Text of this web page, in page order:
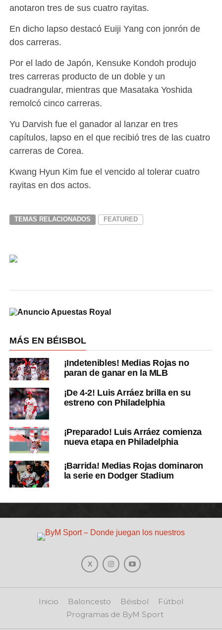
anotaron tres de sus cuatro rayitas.
En dicho lapso destacó Euiji Yang con jonrón de
dos carreras.
Por el lado de Japón, Kensuke Kondoh produjo
tres carreras producto de un doble y un
cuadrangular, mientras que Masataka Yoshida
remolcó cinco carreras.
Yu Darvish fue el ganador al lanzar en tres
capítulos, lapso en el que recibió tres de las cuatro
carreras de Corea.
Kwang Hyun Kim fue el vencido al tolerar cuatro
rayitas en dos actos.
TEMAS RELACIONADOS FEATURED
MÁS EN BÉISBOL
¡Indetenibles! Medias Rojas no
paran de ganar en la MLB
¡De 4-2! Luis Arráez brilla en su
estreno con Philadelphia
¡Preparado! Luis Arráez comienza
nueva etapa en Philadelphia
¡Barrida! Medias Rojas dominaron
la serie en Dodger Stadium
Inicio Baloncesto Béisbol
Fútbol
Programas de ByM Sport